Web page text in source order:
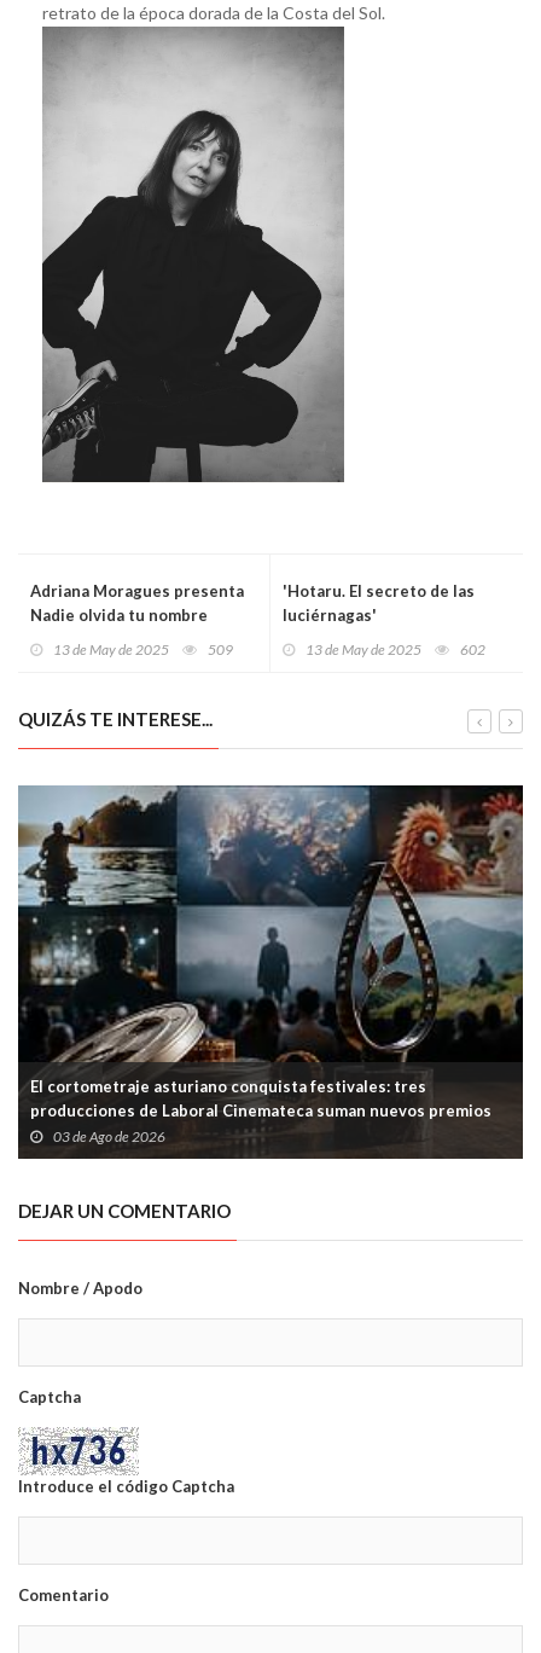
retrato de la época dorada de la Costa del Sol.
Adriana Moragues presenta
Nadie olvida tu nombre
13 de May de 2025 509
'Hotaru. El secreto de las
luciérnagas'
13 de May de 2025 602
QUIZÁS TE INTERESE...
El cortometraje asturiano conquista festivales: tres
producciones de Laboral Cinemateca suman nuevos premios
03 de Ago de 2026
DEJAR UN COMENTARIO
Nombre / Apodo
Captcha
Introduce el código Captcha
Comentario